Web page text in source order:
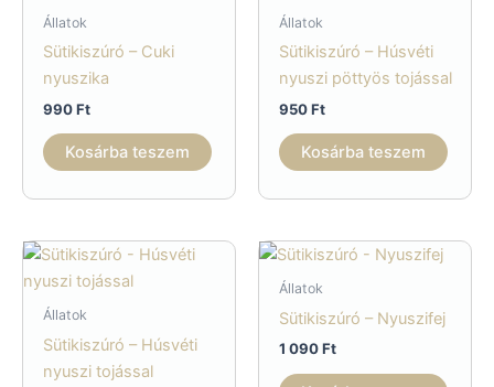
Állatok
Sütikiszúró – Cuki
nyuszika
990Ft
Kosárba teszem
Állatok
Sütikiszúró – Húsvéti
nyuszi pöttyös tojással
950Ft
Kosárba teszem
Állatok
Sütikiszúró – Húsvéti
nyuszi tojással
Állatok
Sütikiszúró – Nyuszifej
1 090Ft